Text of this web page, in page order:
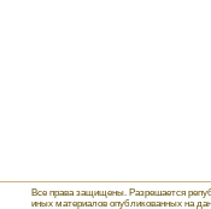
Все права защищены. Разрешается
иных материалов опубликованных на